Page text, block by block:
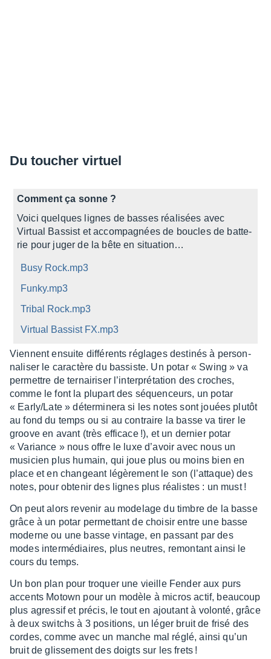
Du toucher virtuel
Comment ça sonne ?
Voici quelques lignes de basses réali­sées avec
Virtual Bassist et accom­pa­gnées de boucles de batte­
rie pour juger de la bête en situa­tion…
Busy Rock.mp3
Funky.mp3
Tribal Rock.mp3
Virtual Bassist FX.mp3
Viennent ensuite diffé­rents réglages desti­nés à person­
na­li­ser le carac­tère du bassiste. Un potar « Swing » va
permettre de ternai­ri­ser l’in­ter­pré­ta­tion des croches,
comme le font la plupart des séquen­ceurs, un potar
« Early/Late » déter­mi­nera si les notes sont jouées plutôt
au fond du temps ou si au contraire la basse va tirer le
groove en avant (très effi­cace !), et un dernier potar
« Variance » nous offre le luxe d’avoir avec nous un
musi­cien plus humain, qui joue plus ou moins bien en
place et en chan­geant légè­re­ment le son (l’at­taque) des
notes, pour obte­nir des lignes plus réalistes : un must !
On peut alors reve­nir au mode­lage du timbre de la basse
grâce à un potar permet­tant de choi­sir entre une basse
moderne ou une basse vintage, en passant par des
modes inter­mé­diaires, plus neutres, remon­tant ainsi le
cours du temps.
Un bon plan pour troquer une vieille Fender aux purs
accents Motown pour un modèle à micros actif, beau­coup
plus agres­sif et précis, le tout en ajou­tant à volonté, grâce
à deux switchs à 3 posi­tions, un léger bruit de frisé des
cordes, comme avec un manche mal réglé, ainsi qu’un
bruit de glis­se­ment des doigts sur les frets !